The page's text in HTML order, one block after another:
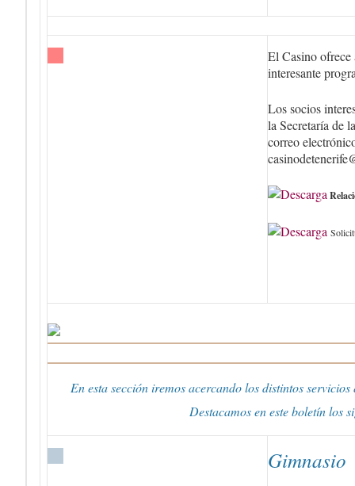
El Casino ofrece
interesante
Los socios
la Secretaría de
correo
En esta sección iremos acercando los distintos
Destacamos en este boletín los
Gimnasio